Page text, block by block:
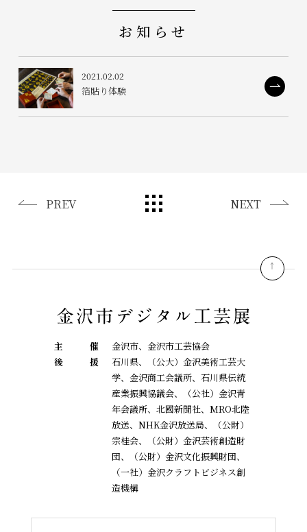
お知らせ
2021.02.02
箔貼り体験
PREV NEXT
主 催
金沢市、金沢市工芸協会
後
援
石川県、（公大）金沢美術工芸大
学、金沢商工会議所、石川県伝統
産業振興協議会、
（公社）金沢青
年会議所、北國新聞社、MRO北陸
放送、NHK金沢放送局、（公財）
宗桂会、
（公財）金沢芸術創造財
団、（公財）金沢文化振興財団、
（一社）金沢クラフトビジネス創
造機構